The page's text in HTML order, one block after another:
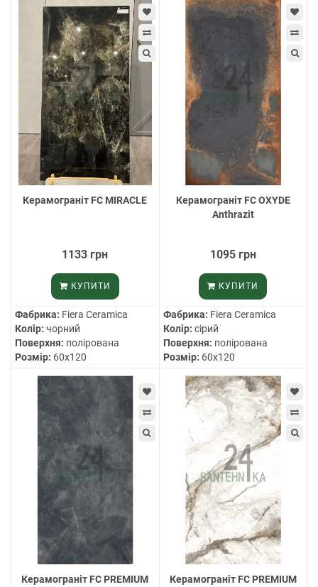
Керамограніт FC MIRACLE
1133 грн
КУПИТИ
Фабрика: Fiera Ceramica
Колір: чорний
Поверхня: полірована
Розмір: 60х120
Керамограніт FC OXYDE
Anthrazit
1095 грн
КУПИТИ
Фабрика: Fiera Ceramica
Колір: сірий
Поверхня: полірована
Розмір: 60х120
Керамограніт FC PREMIUM
Керамограніт FC PREMIUM